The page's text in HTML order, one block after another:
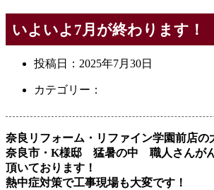
いよいよ7月が終わります！
投稿日： 2025年7月30日
カテゴリー：
奈良リフォーム・リファイン学園前店の
奈良市・K様邸 猛暑の中 職人さんが
頂いております！
熱中症対策で工事現場も大変です！